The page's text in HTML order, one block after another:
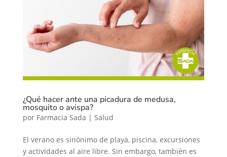
¿Qué hacer ante una picadura de medusa,
mosquito o avispa?
por Farmacia Sada | Salud
El verano es sinónimo de playa, piscina, excursiones
y actividades al aire libre. Sin embargo, también es